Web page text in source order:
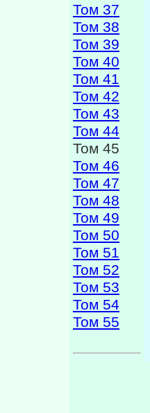
Том 37
Том 38
Том 39
Том 40
Том 41
Том 42
Том 43
Том 44
Том 45
Том 46
Том 47
Том 48
Том 49
Том 50
Том 51
Том 52
Том 53
Том 54
Том 55